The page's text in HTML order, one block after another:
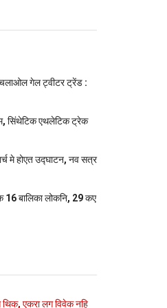
चलाओल गेल ट्वीटर ट्रेंड :
सिंथेटिक एथलेटिक ट्रेक
मे होएत उद्घाटन, नव सत्र
16 बालिका लोकनि, 29 कए
एकरा लग विवेक नहि